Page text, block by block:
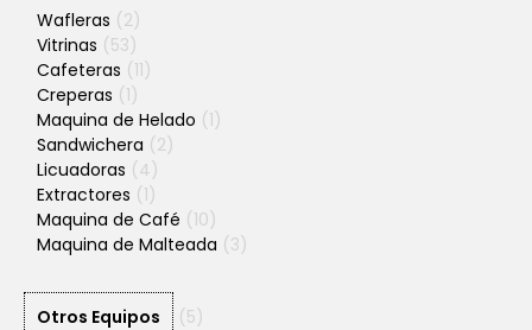
Wafleras (2)
Vitrinas (53)
Cafeteras (11)
Creperas (1)
Maquina de Helado (1)
Sandwichera (2)
Licuadoras (4)
Extractores (1)
Maquina de Café (10)
Maquina de Malteada (3)
Otros Equipos
(5)